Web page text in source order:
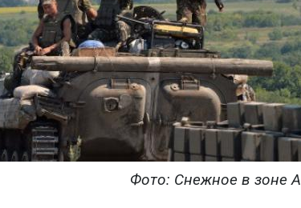
Фото: Снежное в зоне